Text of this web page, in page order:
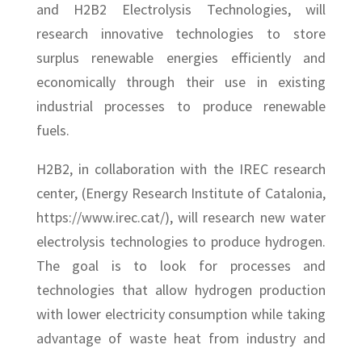
and H2B2 Electrolysis Technologies, will
research innovative technologies to store
surplus renewable energies efficiently and
economically through their use in existing
industrial processes to produce renewable
fuels.
H2B2, in collaboration with the IREC research
center, (Energy Research Institute of Catalonia,
https://www.irec.cat/), will research new water
electrolysis technologies to produce hydrogen.
The goal is to look for processes and
technologies that allow hydrogen production
with lower electricity consumption while taking
advantage of waste heat from industry and